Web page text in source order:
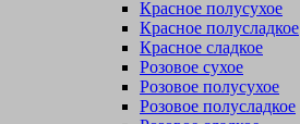
Красное полусухое
Красное полусладкое
Красное сладкое
Розовое сухое
Розовое полусухое
Розовое полусладкое